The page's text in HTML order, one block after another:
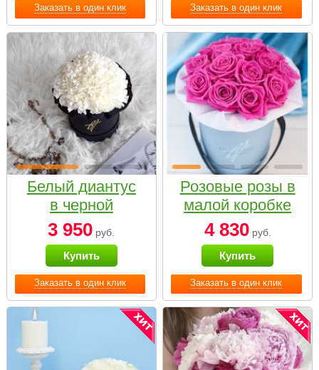
Заказать в один клик Заказать в один клик
Заказать в один клик
Белый диантус
в черной
коробке Small
3 950 руб.
Купить
Заказать в один клик
Розовые розы в
малой коробке
4 830руб.
Купить